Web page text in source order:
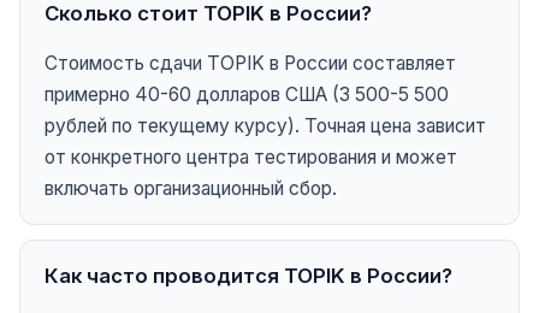
Сколько стоит TOPIK в России?
Стоимость сдачи TOPIK в России составляет
примерно 40-60 долларов США (3 500-5 500
рублей по текущему курсу). Точная цена зависит
от конкретного центра тестирования и может
включать организационный сбор.
Как часто проводится TOPIK в России?